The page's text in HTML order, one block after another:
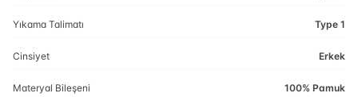
Yıkama Talimatı Type 1
Cinsiyet Erkek
Materyal Bileşeni 100% Pamuk